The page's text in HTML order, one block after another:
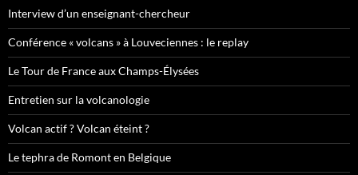
Interview d’un enseignant-chercheur
Conférence « volcans » à Louveciennes : le replay
Le Tour de France aux Champs-Élysées
Entretien sur la volcanologie
Volcan actif ? Volcan éteint ?
Le tephra de Romont en Belgique